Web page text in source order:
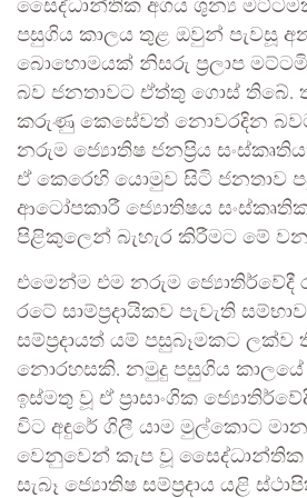
සෛද්ධාන්තික අගය ශුන්‍ය
පසුගිය කාලය තුළ ඔවුන් පැවසූ
බොහොමයක් නිසරු ප්‍රලාප
බව ජනතාවට ඒත්තු ගොස්
කරුණු කෙසේවත් නොවරදින
නරුම ජ්‍යොතිෂ ජනප්‍රිය
ඒ කෙරෙහි යොමුව සිටි ජනතාව
ආටෝපකාරී ජ්‍යොතිෂය
පිළිකුලෙන් බැහැර කිරීමට මේ
එමෙන්ම එම නරුම ජ්‍යොතිර්වේදී
රටේ සාම්ප්‍රදායිකව පැවැති
සම්ප්‍රදායත් යම් පසුබෑමකට ලක්ව
නොරහසකි. නමුදු පසුගිය කාලයේ
ඉස්මතු වූ ඒ ප්‍රාසාංගික
විට අඳුරේ ගිලී යාම මුල්කොට
වෙනුවෙන් කැප වූ
සැබෑ ජ්‍යොතිෂ සම්ප්‍රදාය යළි